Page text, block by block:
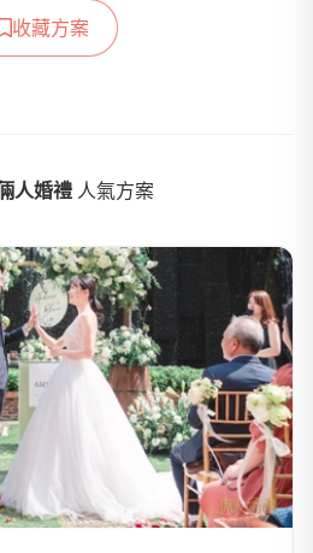
收藏方案
人婚禮 人氣方案